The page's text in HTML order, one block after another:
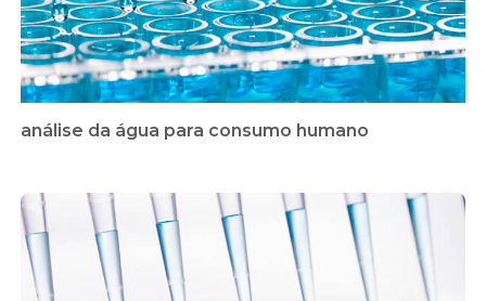
análise da água para consumo humano